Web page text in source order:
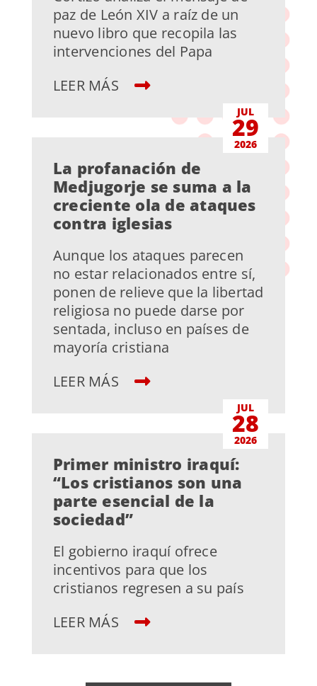
paz de León XIV a raíz de un
nuevo libro que recopila las
intervenciones del Papa
LEER MÁS
JUL
29
2026
La profanación de
Medjugorje se suma a la
creciente ola de ataques
contra iglesias
Aunque los ataques parecen
no estar relacionados entre sí,
ponen de relieve que la libertad
religiosa no puede darse por
sentada, incluso en países de
mayoría cristiana
LEER MÁS
JUL
28
2026
Primer ministro iraquí:
“Los cristianos son una
parte esencial de la
sociedad”
El gobierno iraquí ofrece
incentivos para que los
cristianos regresen a su país
LEER MÁS